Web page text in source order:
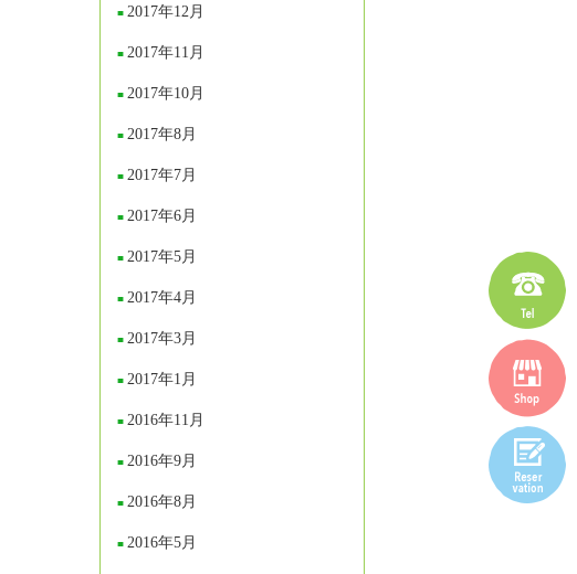
2017年12月
2017年11月
2017年10月
2017年8月
2017年7月
2017年6月
2017年5月
2017年4月
2017年3月
2017年1月
2016年11月
2016年9月
2016年8月
2016年5月